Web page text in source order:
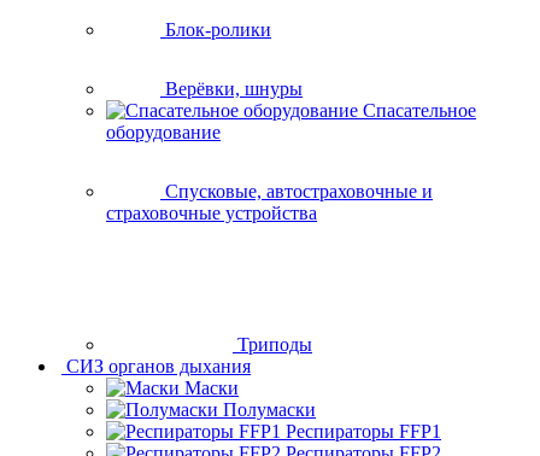
Блок-ролики
Верёвки, шнуры
Спасательное
оборудование
Спусковые, автостраховочные и
страховочные устройства
Триподы
СИЗ органов дыхания
Маски
Полумаски
Респираторы FFP1